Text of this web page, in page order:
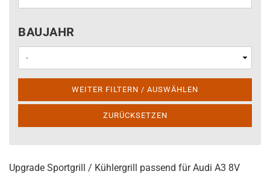
BAUJAHR
BAUJAHR
WEITER FILTERN / AUSWÄHLEN
ZURÜCKSETZEN
Upgrade Sportgrill / Kühlergrill passend für Audi A3 8V